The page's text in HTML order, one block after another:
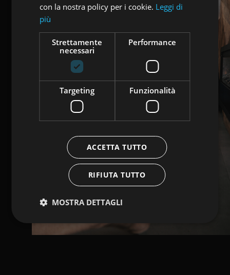
con la nostra policy per i cookie. Leggi di
più
Strettamente
necessari
Performance
Targeting Funzionalità
ACCETTA TUTTO
RIFIUTA TUTTO
MOSTRA DETTAGLI